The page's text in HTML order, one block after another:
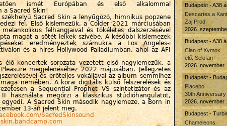
ismét Európában és első alkalommal
a Sacred Skin!
székhelyű Sacred Skin a lenyűgöző, himnikus popzene
fel. Első kislemezük, a Colder 2021 márciusában
felhangjaival és tökéletes dalszerzésével
magát a sötét lelkek szívébe. A későbbi kislemezek
eredményeztek számukra a Los Angeles-i
és a híres Hollywood Palladiumban, ahol az AFI
élő koncertek sorozata vezetett első nagylemezük, a
megjelenéséhez 2022 májusában. Jellegzetes
és erőteljes vokáljával az album semmihez
nemében. A korai digitális külső felszerelések és
a Sequential Prophet VS szintetizátor és az
használata megőrzi a klasszikus stúdióhangulatot,
A Sacred Skin második nagylemeze, a Born in
13-án jelent meg.
SacredSkinsound
Budapest - A38
Descartes a Kant
Zaj Prod.
2026.
Budapest - A38
Clan of Xymox
elő: Selofan
2026. november
Budapest -
Placebo
30th Anniversary
2026. november
Budapest -
Chameleons